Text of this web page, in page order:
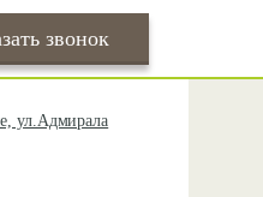
звонок
ул.Адмирала